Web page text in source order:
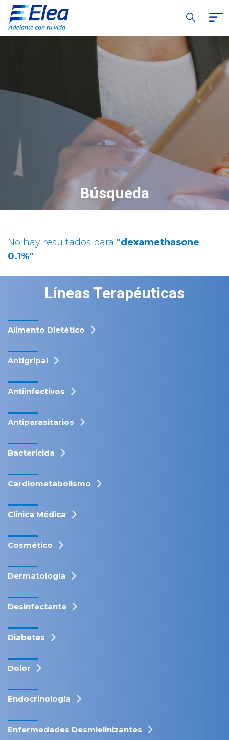
Búsqueda
No hay resultados para "dexamethasone
0.1%"
Líneas Terapéuticas
Alimento Dietético
Antigripal
Antiinfectivos
Antiparasitarios
Bactericida
Cardiometabolismo
Clínica Médica
Cosmético
Dermatología
Desinfectante
Diabetes
Dolor
Endocrinología
Enfermedades Desmielinizantes